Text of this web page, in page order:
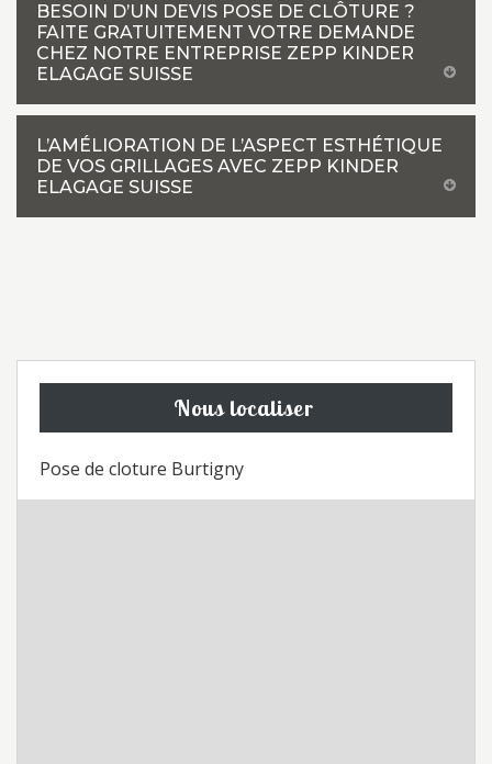
BESOIN D’UN DEVIS POSE DE CLÔTURE ?
FAITE GRATUITEMENT VOTRE DEMANDE
CHEZ NOTRE ENTREPRISE ZEPP KINDER
ELAGAGE SUISSE
L’AMÉLIORATION DE L’ASPECT ESTHÉTIQUE
DE VOS GRILLAGES AVEC ZEPP KINDER
ELAGAGE SUISSE
Nous localiser
Pose de cloture Burtigny